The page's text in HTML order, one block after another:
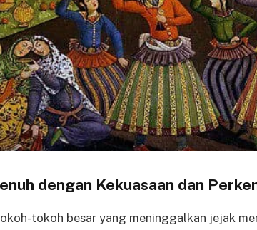
dengan Kekuasaan dan
tokoh besar yang meninggalkan jejak